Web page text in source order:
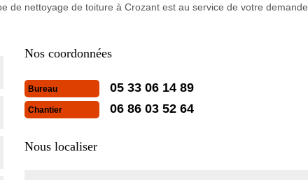
nettoyage de toiture à Crozant est au service de votre demande.
Nos coordonnées
Bureau 05 33 06 14 89
Chantier 06 86 03 52 64
Nous localiser